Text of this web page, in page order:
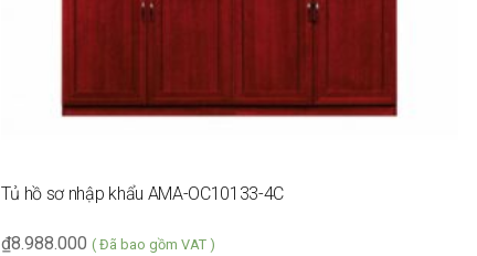
Tủ hồ sơ nhập khẩu AMA-OC10133-4C
8.988.000
₫ ( Đã bao gồm VAT )